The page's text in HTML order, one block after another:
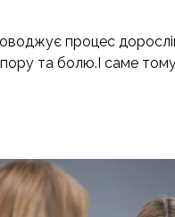
процес
та болю.І саме